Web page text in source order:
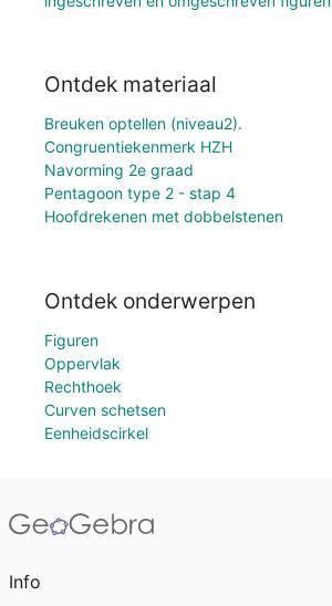
Ontdek materiaal
Breuken optellen (niveau2).
Congruentiekenmerk HZH
Navorming 2e graad
Pentagoon type 2 - stap 4
Hoofdrekenen met dobbelstenen
Ontdek onderwerpen
Figuren
Oppervlak
Rechthoek
Curven schetsen
Eenheidscirkel
Info